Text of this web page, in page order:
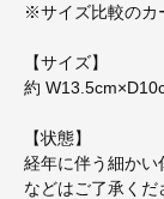
※サイズ比較のカ
【サイズ】
約
【状態】
経年に伴う細かい
などはご了承くだ